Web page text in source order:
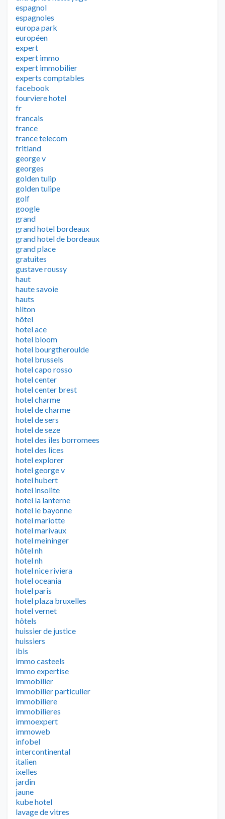
espagnol
espagnoles
europa park
européen
expert
expert immo
expert immobilier
experts comptables
facebook
fourviere hotel
fr
francais
france
france telecom
fritland
george v
georges
golden tulip
golden tulipe
golf
google
grand
grand hotel bordeaux
grand hotel de bordeaux
grand place
gratuites
gustave roussy
haut
haute savoie
hauts
hilton
hôtel
hotel ace
hotel bloom
hotel bourgtheroulde
hotel brussels
hotel capo rosso
hotel center
hotel center brest
hotel charme
hotel de charme
hotel de sers
hotel de seze
hotel des iles borromees
hotel des lices
hotel explorer
hotel george v
hotel hubert
hotel insolite
hotel la lanterne
hotel le bayonne
hotel mariotte
hotel marivaux
hotel meininger
hôtel nh
hotel nh
hotel nice riviera
hotel oceania
hotel paris
hotel plaza bruxelles
hotel vernet
hôtels
huissier de justice
huissiers
ibis
immo casteels
immo expertise
immobilier
immobilier particulier
immobiliere
immobilieres
immoexpert
immoweb
infobel
intercontinental
italien
ixelles
jardin
jaune
kube hotel
lavage de vitres